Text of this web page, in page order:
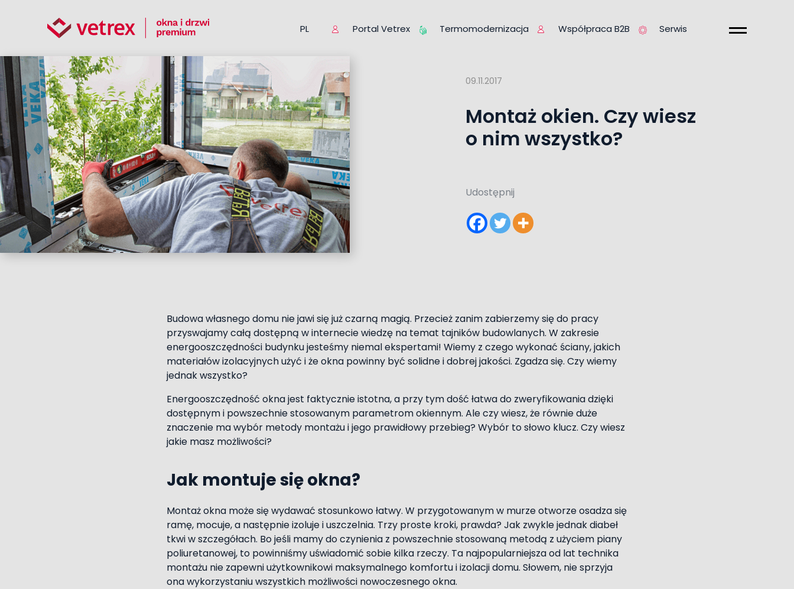
PL Portal Vetrex Termomodernizacja Współpraca B2B Serwis
09.11.2017
Montaż okien. Czy wiesz
o nim wszystko?
Udostępnij
Budowa własnego domu nie jawi się już czarną magią. Przecież zanim zabierzemy się do pracy
przyswajamy całą dostępną w internecie wiedzę na temat tajników budowlanych. W zakresie
energooszczędności budynku jesteśmy niemal ekspertami! Wiemy z czego wykonać ściany, jakich
materiałów izolacyjnych użyć i że okna powinny być solidne i dobrej jakości. Zgadza się. Czy wiemy
jednak wszystko?
Energooszczędność okna jest faktycznie istotna, a przy tym dość łatwa do zweryfikowania dzięki
dostępnym i powszechnie stosowanym parametrom okiennym. Ale czy wiesz, że równie duże
znaczenie ma wybór metody montażu i jego prawidłowy przebieg? Wybór to słowo klucz. Czy wiesz
jakie masz możliwości?
Jak montuje się okna?
Montaż okna może się wydawać stosunkowo łatwy. W przygotowanym w murze otworze osadza się
ramę, mocuje, a następnie izoluje i uszczelnia. Trzy proste kroki, prawda? Jak zwykle jednak diabeł
tkwi w szczegółach. Bo jeśli mamy do czynienia z powszechnie stosowaną metodą z użyciem piany
poliuretanowej, to powinniśmy uświadomić sobie kilka rzeczy. Ta najpopularniejsza od lat technika
montażu nie zapewni użytkownikowi maksymalnego komfortu i izolacji domu. Słowem, nie sprzyja
ona wykorzystaniu wszystkich możliwości nowoczesnego okna.